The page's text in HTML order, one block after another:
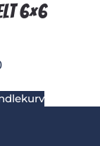
6×6